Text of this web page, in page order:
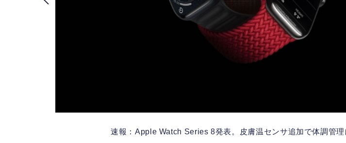
速報：Apple Watch Series 8発表。皮膚温センサ追加で体調管理